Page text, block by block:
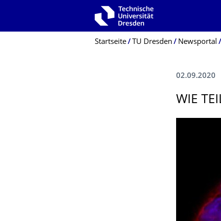
Zur Hauptnavigation springen
Breadcrumb-Menü
Startseite TU Dresden Newsportal
02.09.2020
WIE